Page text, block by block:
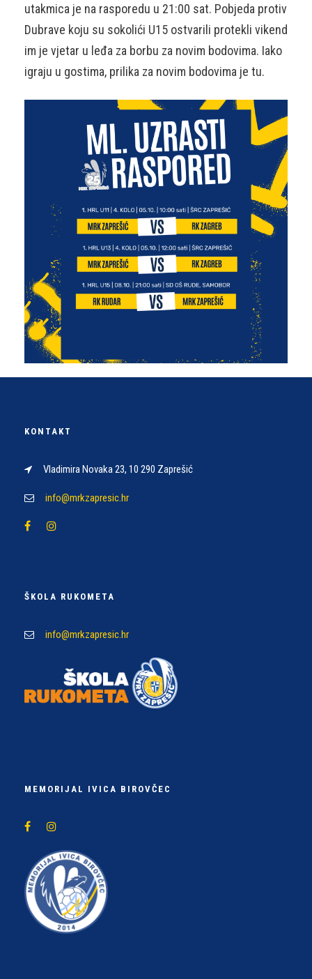
utakmica je na rasporedu u 21:00 sat. Pobjeda protiv
Dubrave koju su sokolići U15 ostvarili protekli vikend
im je vjetar u leđa za borbu za novim bodovima. Iako
igraju u gostima, prilika za novim bodovima je tu.
KONTAKT
Vladimira Novaka 23, 10 290 Zaprešić
info@mrkzapresic.hr
ŠKOLA RUKOMETA
info@mrkzapresic.hr
MEMORIJAL IVICA BIROVČEC